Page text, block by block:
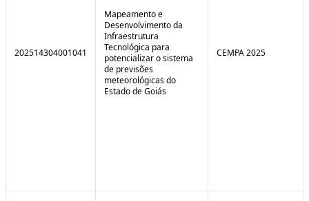
202514304001041
Mapeamento e
Desenvolvimento da
Infraestrutura
Tecnológica para
potencializar o sistema
de previsões
meteorológicas do
Estado de Goiás
CEMPA 2025